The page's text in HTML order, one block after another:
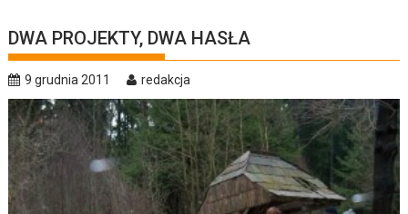
DWA PROJEKTY, DWA HASŁA
9 grudnia 2011 redakcja